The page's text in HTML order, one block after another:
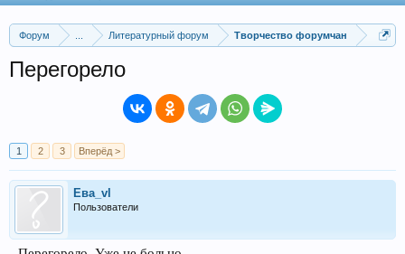
Форум Литературный форум Творчество форумчан
Перегорело
1 2 3 Вперёд >
Ева_vl
Пользователи